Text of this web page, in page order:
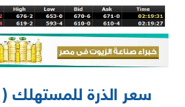
سعر الذرة للمستهلك (